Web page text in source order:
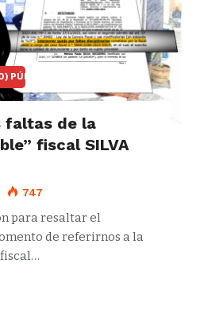
PÚBLICO
faltas de la
fiscal SILVA
747
para resaltar el
de referirnos a la